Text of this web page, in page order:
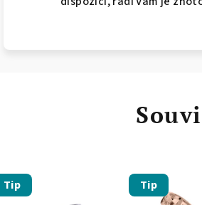
Tip Tip